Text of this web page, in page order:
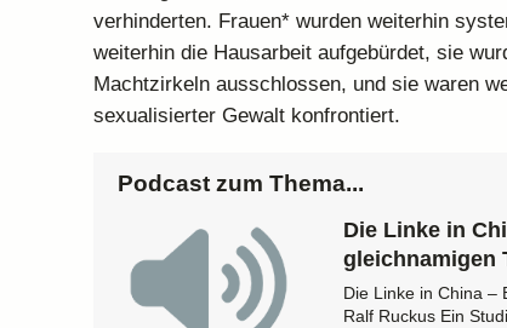
verhinderten. Frauen* wurden weiterhin
weiterhin die Hausarbeit aufgebürdet, sie
Machtzirkeln ausschlossen, und sie waren
sexualisierter Gewalt konfrontiert.
Podcast zum Thema...
Die Linke in
gleichnamigen
Die Linke in China –
Ralf Ruckus Ein